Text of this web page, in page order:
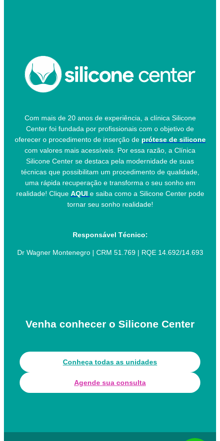
Com mais de 20 anos de experiência, a clínica Silicone
Center foi fundada por profissionais com o objetivo de
oferecer o procedimento de inserção de prótese de silicone
com valores mais acessíveis. Por essa razão, a Clínica
Silicone Center se destaca pela modernidade de suas
técnicas que possibilitam um procedimento de qualidade,
uma rápida recuperação e transforma o seu sonho em
realidade! Clique AQUI e saiba como a Silicone Center pode
tornar seu sonho realidade!
Responsável Técnico:
Dr Wagner Montenegro | CRM 51.769 | RQE 14.692/14.693
Venha conhecer o Silicone Center
Conheça todas as unidades
Agende sua consulta